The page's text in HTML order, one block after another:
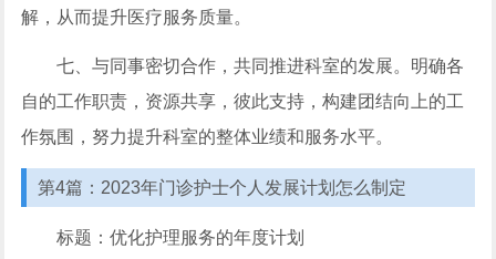
解，从而提升医疗服务质量。
七、与同事密切合作，共同推进科室的发展。明确各
自的工作职责，资源共享，彼此支持，构建团结向上的工
作氛围，努力提升科室的整体业绩和服务水平。
第4篇：2023年门诊护士个人发展计划怎么制定
标题：优化护理服务的年度计划